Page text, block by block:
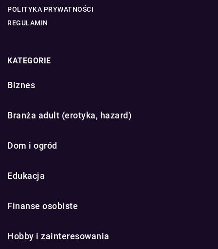
POLITYKA PRYWATNOŚCI
REGULAMIN
KATEGORIE
Biznes
Branża adult (erotyka, hazard)
Dom i ogród
Edukacja
Finanse osobiste
Hobby i zainteresowania